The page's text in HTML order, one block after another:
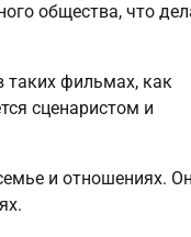
общества, что
таких фильмах, как
сценаристом и
и отношениях. Он